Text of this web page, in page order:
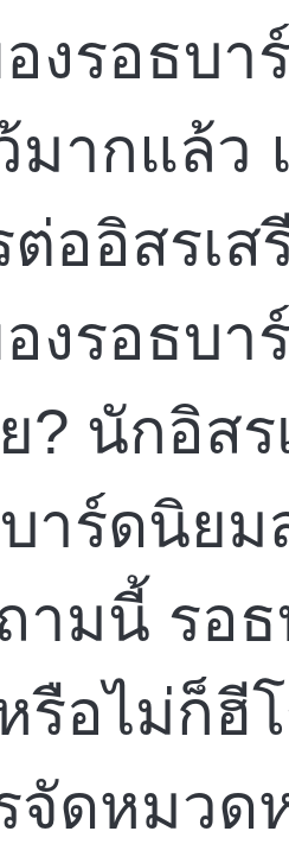
งรอธบา
มากแล้ว
ต่ออิสรเ
งรอธบา
? นักอิส
าร์ดนิยม
ามนี้ รอ
รือไม่ก็ฮี
จัดหมวด